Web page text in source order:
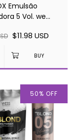
Emulsão
5 Vol. we
$11.98 USD
50% OFF